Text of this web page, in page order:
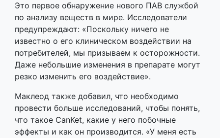
Это первое обнаружение нового ПАВ службой
по анализу веществ в мире. Исследователи
предупреждают: «Поскольку ничего не
известно о его клиническом воздействии на
потребителей, мы призываем к осторожности.
Даже небольшие изменения в препарате могут
резко изменить его воздействие».
Маклеод также добавил, что необходимо
провести больше исследований, чтобы понять,
что такое CanKet, какие у него побочные
эффекты и как он производится. «У меня есть